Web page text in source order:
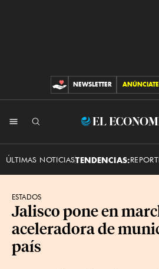
CONTRIBUCIONES
NEWSLETTER ANÚNCIATE
El
ÚLTIMAS NOTICIASTENDENCIAS:
ESTADOS
Jalisco pone en
aceleradora de
país